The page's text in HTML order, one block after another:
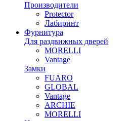
Производители
Protector
Лабиринт
Фурнитура
Для раздвижных дверей
MORELLI
Vantage
Замки
FUARO
GLOBAL
Vantage
ARCHIE
MORELLI